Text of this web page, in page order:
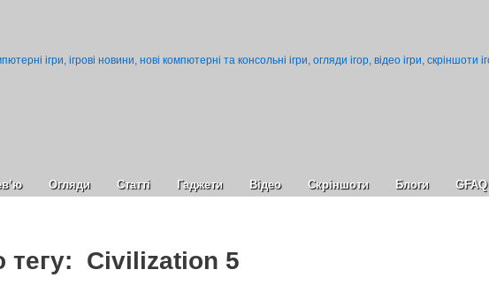
Огляди Статті Гаджети Відео Cкріншоти Блоги GFAQ
тегу: Civilization 5